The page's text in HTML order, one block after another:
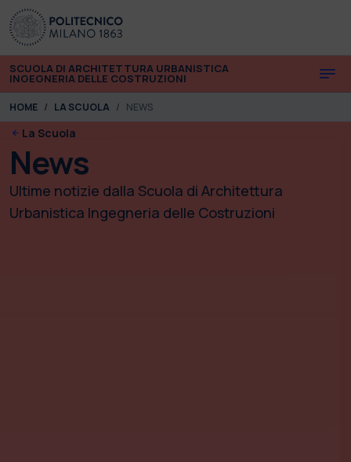
Skip to main content
Skip to page footer
SCUOLA DI ARCHITETTURA URBANISTICA
INGEGNERIA DELLE COSTRUZIONI
You are here:
HOME LA SCUOLA NEWS
La Scuola
News
Ultime notizie dalla Scuola di Architettura
Urbanistica Ingegneria delle Costruzioni